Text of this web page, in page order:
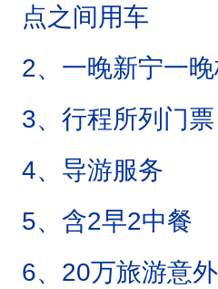
点之间用车
2、一晚新宁一
3、行程所列门
4、导游服务
5、含2早2中餐
6、20万旅游意